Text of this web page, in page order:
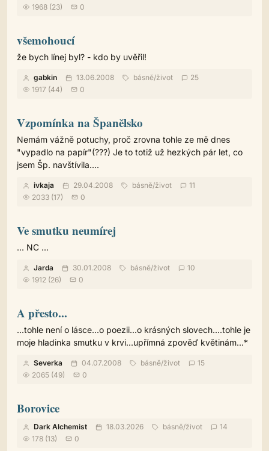
1968 (23)
0
všemohoucí
že bych línej byl? - kdo by uvěřil!
gabkin 13.06.2008 básně/život
25
1917 (44)
0
Vzpomínka na Španělsko
Nemám vážně potuchy, proč zrovna tohle ze mě dnes
"vypadlo na papír"(???) Je to totiž už hezkých pár let, co
jsem Šp. navštívila....
ivkaja 29.04.2008 básně/život
11
2033 (17)
0
Ve smutku neumírej
... NC ...
Jarda 30.01.2008 básně/život
10
1912 (26)
0
A přesto...
...tohle není o lásce...o poezii...o krásných slovech....tohle je
moje hladinka smutku v krvi...upřímná zpověď květinám...*
Severka 04.07.2008 básně/život
15
2065 (49)
0
Borovice
Dark Alchemist 18.03.2026 básně/život
14
178 (13)
0